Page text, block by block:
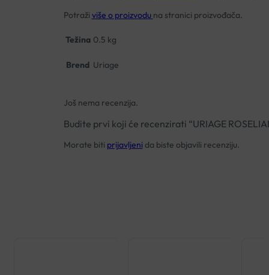
Potraži više o proizvodu na stranici proizvođača.
Težina 0.5 kg
Brend Uriage
Još nema recenzija.
Budite prvi koji će recenzirati “URIAGE
Morate biti prijavljeni da biste objavili recenziju.